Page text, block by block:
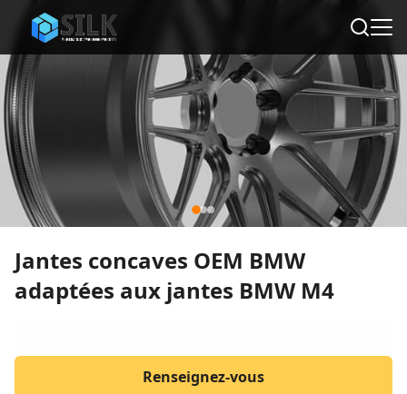
Jantes concaves OEM BMW
adaptées aux jantes BMW M4
Renseignez-vous